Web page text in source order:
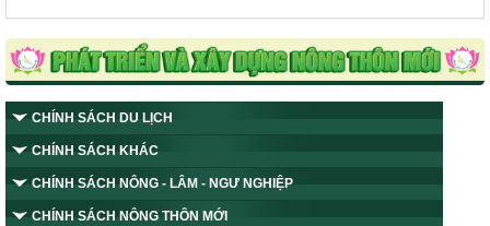
CHÍNH SÁCH DU LỊCH
CHÍNH SÁCH KHÁC
CHÍNH SÁCH NÔNG - LÂM - NGƯ NGHIỆP
CHÍNH SÁCH NÔNG THÔN MỚI